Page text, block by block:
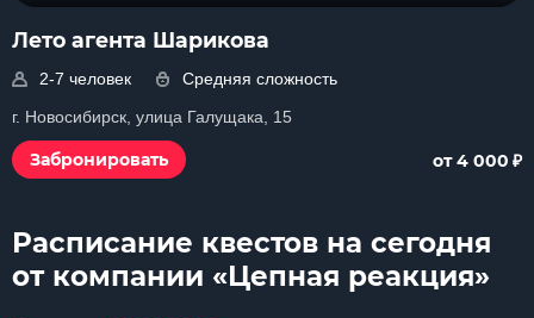
Лето агента Шарикова
2-7 человек
Средняя сложность
г. Новосибирск, улица Галущака, 15
Забронировать от 4 000 ₽
Расписание квестов на сегодня
от компании «Цепная реакция»